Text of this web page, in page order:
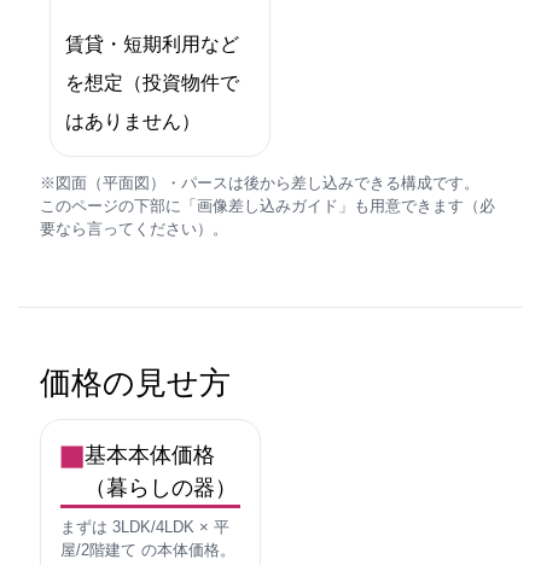
賃貸・短期利用など
を想定（投資物件で
はありません）
※図面（平面図）・パースは後から差し込みできる構成です。
このページの下部に「画像差し込みガイド」も用意できます（必
要なら言ってください）。
価格の見せ方
基本本体価格
（暮らしの器）
まずは 3LDK/4LDK × 平
屋/2階建て の本体価格。